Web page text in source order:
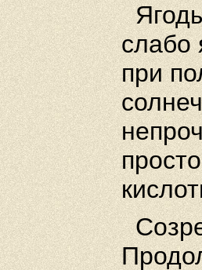
Ягоды
слабо
при